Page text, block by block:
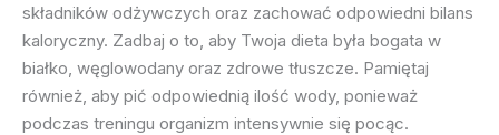
składników odżywczych oraz zachować odpowiedni bilans
kaloryczny. Zadbaj o to, aby Twoja dieta była bogata w
białko, węglowodany oraz zdrowe tłuszcze. Pamiętaj
również, aby pić odpowiednią ilość wody, ponieważ
podczas treningu organizm intensywnie się pocąc.